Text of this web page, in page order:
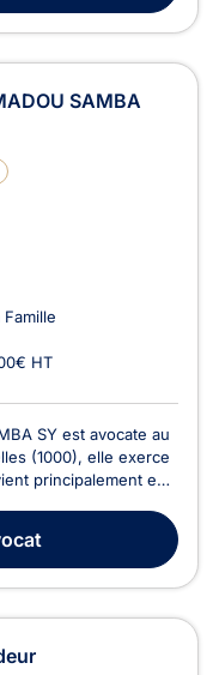
SAMBA
HT
SY est avocate au
(1000), elle exerce
principalement en
pénal. Avocat